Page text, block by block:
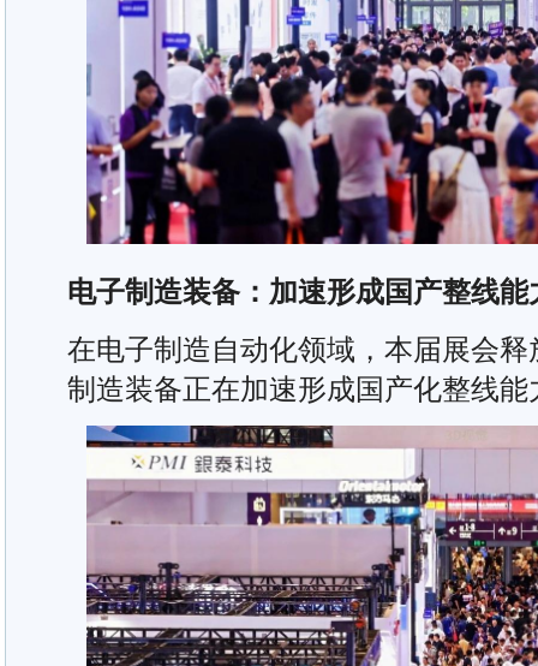
电子制造装备：加速形成国产整线能
在电子制造自动化领域，本届展会
制造装备正在加速形成国产化整线能